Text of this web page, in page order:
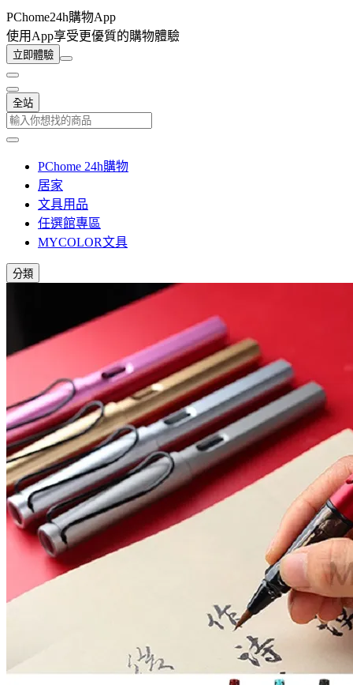
PChome24h購物App
使用App享受更優質的購物體驗
立即體驗
全站
PChome 24h購物
居家
文具用品
任選館專區
MYCOLOR文具
分類